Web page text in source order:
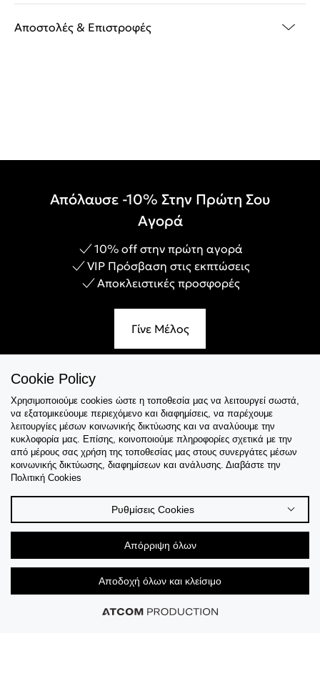
Αποστολές & Επιστροφές
Απόλαυσε -10% Στην Πρώτη Σου
Αγορά
10% off στην πρώτη αγορά
VIP Πρόσβαση στις εκπτώσεις
Αποκλειστικές προσφορές
Γίνε Μέλος
Εξυπηρέτηση
Collections
Tips & Guides
Cookie Policy
Χρησιμοποιούμε cookies ώστε η τοποθεσία μας να λειτουργεί σωστά,
να εξατομικεύουμε περιεχόμενο και διαφημίσεις, να παρέχουμε
λειτουργίες μέσων κοινωνικής δικτύωσης και να αναλύουμε την
κυκλοφορία μας. Επίσης, κοινοποιούμε πληροφορίες σχετικά με την
από μέρους σας χρήση της τοποθεσίας μας στους συνεργάτες μέσων
κοινωνικής δικτύωσης, διαφημίσεων και ανάλυσης. Διαβάστε την
Πολιτική Cookies
Ρυθμίσεις Cookies
Απόρριψη όλων
Αποδοχή όλων και κλείσιμο